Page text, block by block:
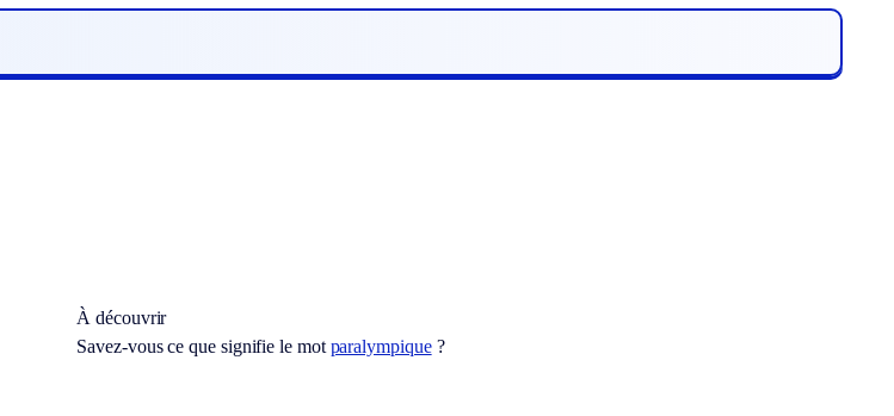
À découvrir
Savez-vous ce que signifie le motparalympique?